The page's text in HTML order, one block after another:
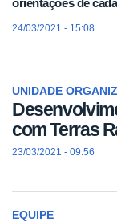
orientações de
24/03/2021 - 15:08
UNIDADE
com Terras
23/03/2021 - 09:56
EQUIPE